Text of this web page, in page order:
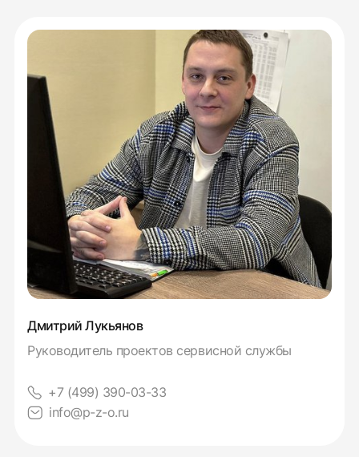
Дмитрий Лукьянов
Руководитель проектов сервисной службы
+7 (499) 390-03-33
info@p-z-o.ru